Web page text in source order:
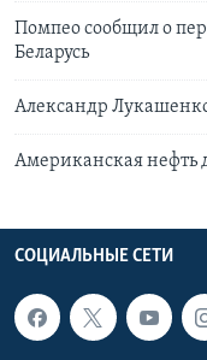
Помпео сообщил о
Беларусь
Александр
Американская нефть
СОЦИАЛЬНЫЕ СЕТИ